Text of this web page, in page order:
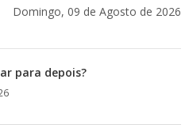
Domingo, 09 de Agosto de 2026
para depois?